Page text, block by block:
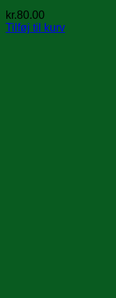
kr.80.00
Tilføj til kurv